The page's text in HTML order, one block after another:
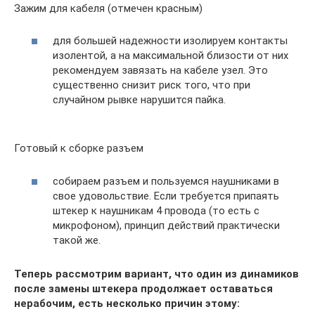
Зажим для кабеля (отмечен красным)
для большей надежности изолируем контакты
изолентой, а на максимальной близости от них
рекомендуем завязать на кабеле узел. Это
существенно снизит риск того, что при
случайном рывке нарушится пайка.
Готовый к сборке разъем
собираем разъем и пользуемся наушниками в
свое удовольствие. Если требуется припаять
штекер к наушникам 4 провода (то есть с
микрофоном), принцип действий практически
такой же.
Теперь рассмотрим вариант, что один из динамиков
после замены штекера продолжает оставаться
нерабочим, есть несколько причин этому: